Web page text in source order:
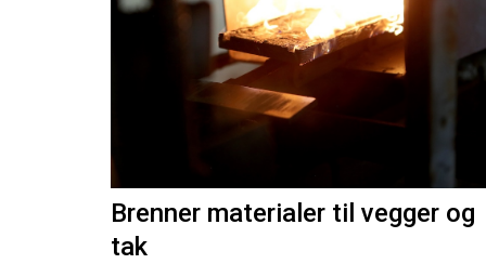
Brenner materialer til vegger og
tak